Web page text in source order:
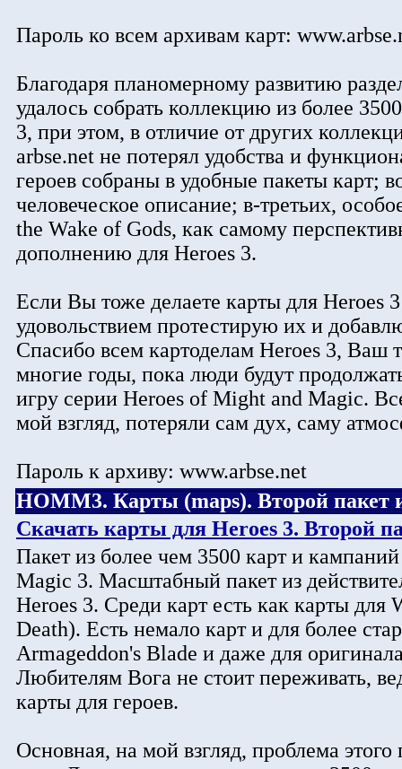
Пароль ко всем архивам карт:
Благодаря планомерному развитию
удалось собрать коллекцию из более
3, при этом, в отличие от других
arbse.net не потерял удобства и
героев собраны в удобные пакеты карт;
человеческое описание; в-третьих,
the Wake of Gods, как самому
дополнению для Heroes 3.
Если Вы тоже делаете карты для Heroes
удовольствием протестирую их и
Спасибо всем картоделам Heroes 3, Ваш
многие годы, пока люди будут
игру серии Heroes of Might and Magic.
мой взгляд, потеряли сам дух, саму
Пароль к архиву: www.arbse.net
HOMM3. Карты (maps). Второй пакет
Скачать карты для Heroes 3. Второй
Пакет из более чем 3500 карт и
Magic 3. Масштабный пакет из
Heroes 3. Среди карт есть как карты для
Death). Есть немало карт и для более
Armageddon's Blade и даже для
Любителям Вога не стоит переживать,
карты для героев.
Основная, на мой взгляд, проблема